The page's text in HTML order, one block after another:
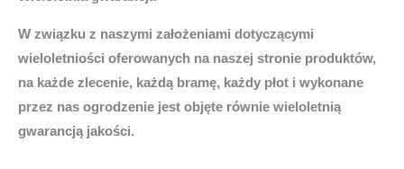
W związku z naszymi założeniami dotyczącymi
wieloletniości oferowanych na naszej stronie produktów,
na każde zlecenie, każdą bramę, każdy płot i wykonane
przez nas ogrodzenie jest objęte równie wieloletnią
gwarancją jakości.